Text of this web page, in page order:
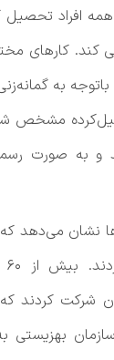
همه افراد
کند. کارهای
و به صورت رسمی
نشان می‌دهد
شرکت کردند
بهزیستی